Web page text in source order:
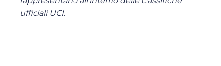
ufficiali UCI.